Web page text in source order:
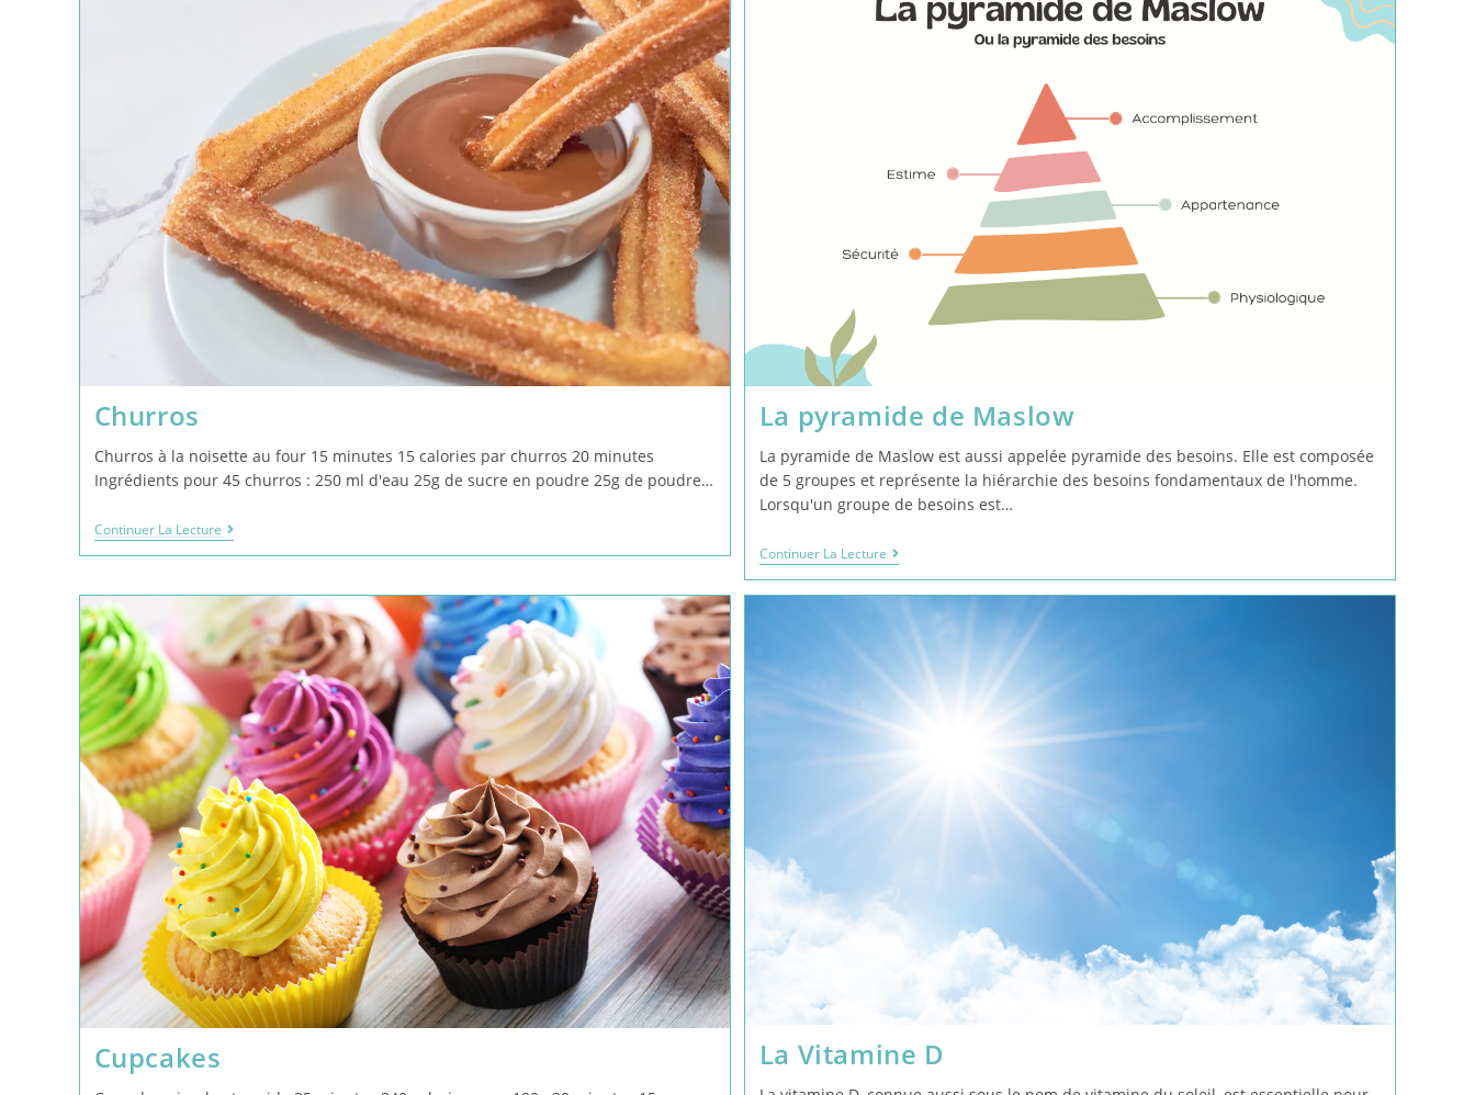
Churros
Churros à la noisette au four 15 minutes 15 calories par churros 20 minutes
Ingrédients pour 45 churros : 250 ml d'eau 25g de sucre en poudre 25g de poudre…
Continuer La Lecture
La pyramide de Maslow
La pyramide de Maslow est aussi appelée pyramide des besoins. Elle est composée
de 5 groupes et représente la hiérarchie des besoins fondamentaux de l'homme.
Lorsqu'un groupe de besoins est…
Continuer La Lecture
Cupcakes La Vitamine D